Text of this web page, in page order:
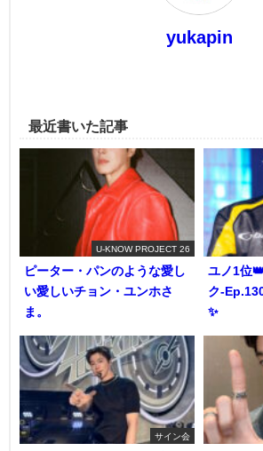
yukapin
最近書いた記事
U-KNOW PROJECT 26
ピーター・パンのような愛し
い愛しいチョン・ユンホさ
ま。
ユノ1位
ク-
✨️
サイン会